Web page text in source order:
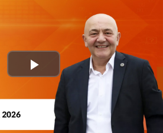
Play
Video